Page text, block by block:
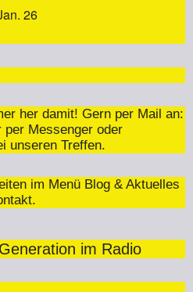
26
her damit! Gern per Mail an:
per Messenger oder
unseren Treffen.
im Menü Blog & Aktuelles
im Radio